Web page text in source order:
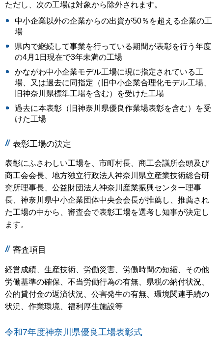
ただし、次の工場は対象から除外されます。
中小企業以外の企業からの出資が50％を超える企業の工
場
県内で継続して事業を行っている期間が表彰を行う年度
の4月1日現在で3年未満の工場
かながわ中小企業モデル工場に現に指定されている工
場、又は過去に同指定（旧中小企業合理化モデル工場、
旧神奈川県標準工場を含む）を受けた工場
過去に本表彰（旧神奈川県優良作業場表彰を含む）を受
けた工場
表彰工場の決定
表彰にふさわしい工場を、市町村長、商工会議所会頭及び
商工会会長、地方独立行政法人神奈川県立産業技術総合研
究所理事長、公益財団法人神奈川産業振興センター理事
長、神奈川県中小企業団体中央会会長が推薦し、推薦され
た工場の中から、審査会で表彰工場を選考し知事が決定し
ます。
審査項目
経営成績、生産技術、労働災害、労働時間の短縮、その他
労働基準の確保、不当労働行為の有無、県税の納付状況、
公的貸付金の返済状況、公害発生の有無、環境関連手続の
状況、作業環境、福利厚生施設等
令和7年度神奈川県優良工場表彰式